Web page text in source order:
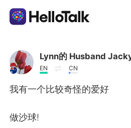
語学交換アプリ
AI Grammar Checker
Lynn的 Husband
EN CN
我有一个比较奇怪的爱好
做沙球!